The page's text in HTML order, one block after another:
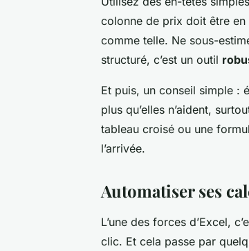
colonne de prix doit être
comme telle. Ne sous-
structuré, c’est un outil
Et puis, un conseil simple :
plus qu’elles n’aident,
tableau croisé ou une
l’arrivée.
Automatiser ses
L’une des forces d’Excel,
clic. Et cela passe par